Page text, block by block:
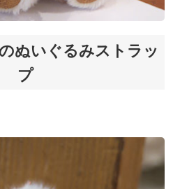
ぬいぐるみストラッ
プ